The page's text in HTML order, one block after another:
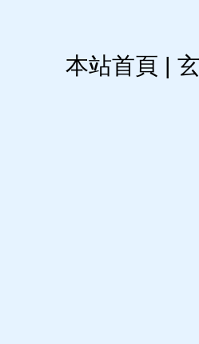
本站首頁 |